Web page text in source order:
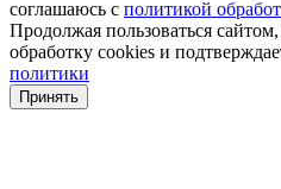
соглашаюсь с политикой
Продолжая пользоваться
обработку cookies и
политики
Принять